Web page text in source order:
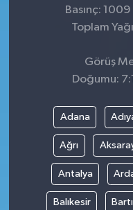
Basınç:
Toplam
Görüş
Doğumu:
Adana
Ağrı
Antalya
Balıkesir